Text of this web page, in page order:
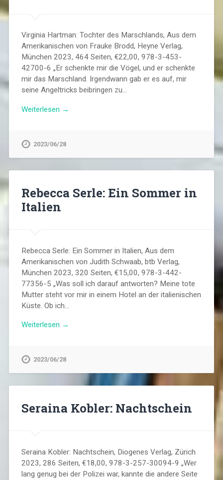
Virginia Hartman: Tochter des Marschlands, Aus dem
Amerikanischen von Frauke Brodd, Heyne Verlag,
München 2023, 464 Seiten, €22,00, 978-3-453-
42700-6 „Er schenkte mir die Vögel, und er schenkte
mir das Marschland. Irgendwann gab er es auf, mir
seine Angeltricks beibringen zu…
Weiterlesen →
2023/06/28
Rebecca Serle: Ein Sommer in
Italien
Rebecca Serle: Ein Sommer in Italien, Aus dem
Amerikanischen von Judith Schwaab, btb Verlag,
München 2023, 320 Seiten, €15,00, 978-3-442-
77356-5 „Was soll ich darauf antworten? Meine tote
Mutter steht vor mir in einem Hotel an der italienischen
Küste. Ob ich…
Weiterlesen →
2023/06/28
Seraina Kobler: Nachtschein
Seraina Kobler: Nachtschein, Diogenes Verlag, Zürich
2023, 286 Seiten, €18,00, 978-3-257-30094-9 „Wer
lang genug bei der Polizei war, kannte die andere Seite